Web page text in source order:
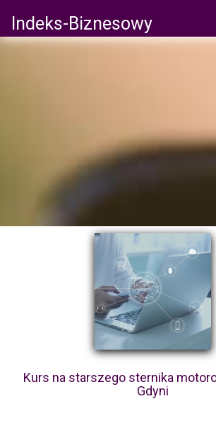
Indeks-Biznesowy
Kurs na starszego sternika
Gdyni